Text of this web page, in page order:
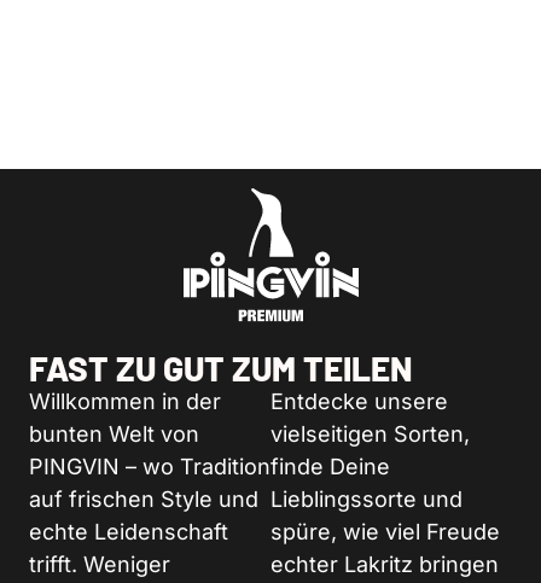
FAST ZU GUT ZUM TEILEN
Willkommen in der
bunten Welt von
PINGVIN – wo Tradition
auf frischen Style und
echte Leidenschaft
trifft. Weniger
Entdecke unsere
vielseitigen Sorten,
finde Deine
Lieblingssorte und
spüre, wie viel Freude
echter Lakritz bringen